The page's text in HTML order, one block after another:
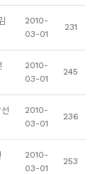
2010-
03-01
231
2010-
03-01
245
2010-
03-01
236
2010-
03-01
253